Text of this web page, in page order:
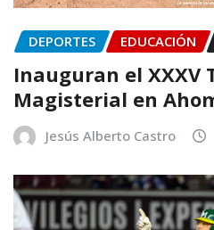
DEPORTES EDUCACIÓN
Inauguran el XXXV
Magisterial en
Jesús Alberto Castro